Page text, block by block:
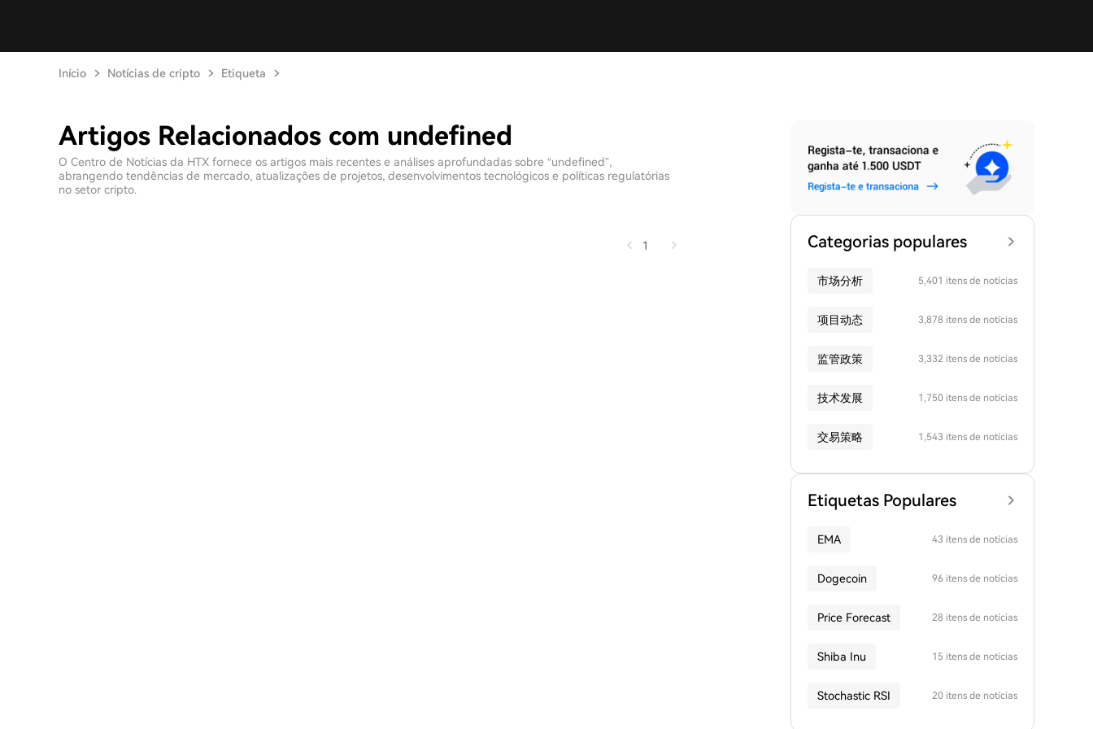
Início Notícias de cripto Etiqueta
Artigos Relacionados com undefined
O Centro de Notícias da HTX fornece os artigos mais recentes e análises aprofundadas sobre “undefined”,
abrangendo tendências de mercado, atualizações de projetos, desenvolvimentos tecnológicos e políticas regulatórias
no setor cripto.
1 Categorias populares
市场分析 5,401 itens de notícias
项目动态 3,878 itens de notícias
监管政策 3,332 itens de notícias
技术发展 1,750 itens de notícias
交易策略 1,543 itens de notícias
Etiquetas Populares
EMA 43 itens de notícias
Dogecoin 96 itens de notícias
Price Forecast 28 itens de notícias
Shiba Inu 15 itens de notícias
Stochastic RSI 20 itens de notícias